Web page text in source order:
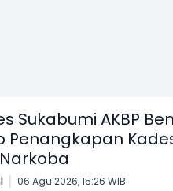
Sukabumi AKBP
Penangkapan
06 Agu 2026, 15:26 WIB